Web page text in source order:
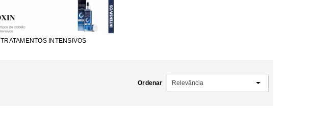
TRATAMENTOS INTENSIVOS
Ordenar